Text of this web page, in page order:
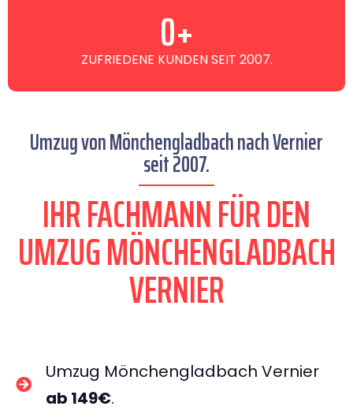
ZUFRIEDENE KUNDEN SEIT 2007.
0+
Umzug von Mönchengladbach nach Vernier
seit 2007.
IHR FACHMANN FÜR DEN
UMZUG MÖNCHENGLADBACH
VERNIER
Umzug Mönchengladbach Vernier
ab 149€.